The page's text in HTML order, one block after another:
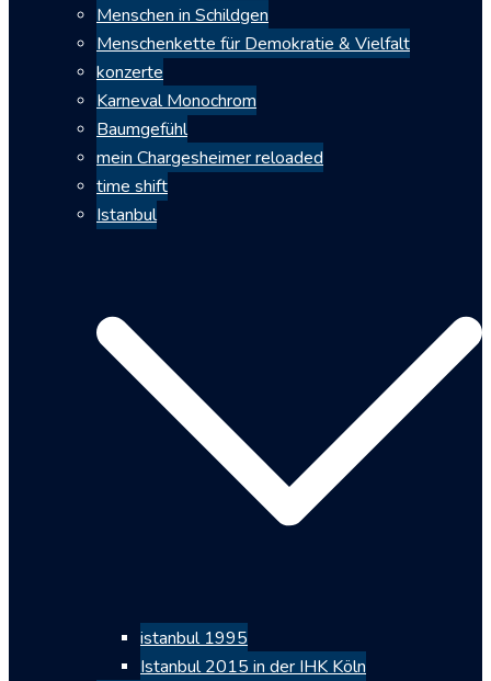
Menschen in Schildgen
Menschenkette für Demokratie & Vielfalt
konzerte
Karneval Monochrom
Baumgefühl
mein Chargesheimer reloaded
time shift
Istanbul
istanbul 1995
Istanbul 2015 in der IHK Köln